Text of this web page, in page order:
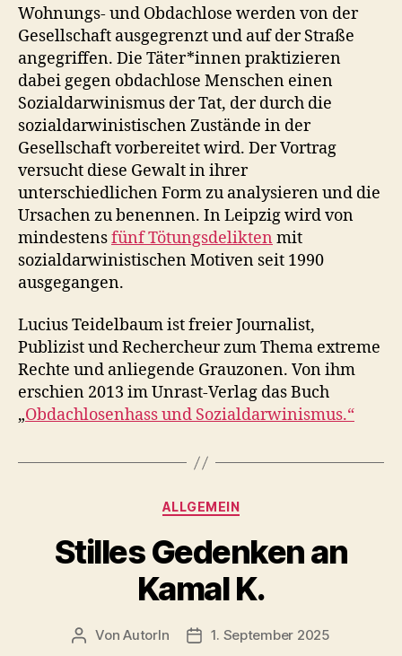
Wohnungs- und Obdachlose werden von der
Gesellschaft ausgegrenzt und auf der Straße
angegriffen. Die Täter*innen praktizieren
dabei gegen obdachlose Menschen einen
Sozialdarwinismus der Tat, der durch die
sozialdarwinistischen Zustände in der
Gesellschaft vorbereitet wird. Der Vortrag
versucht diese Gewalt in ihrer
unterschiedlichen Form zu analysieren und die
Ursachen zu benennen. In Leipzig wird von
mindestensfünf Tötungsdelikten mit
sozialdarwinistischen Motiven seit 1990
ausgegangen.
Lucius Teidelbaum ist freier Journalist,
Publizist und Rechercheur zum Thema extreme
Rechte und anliegende Grauzonen. Von ihm
erschien 2013 im Unrast-Verlag das Buch
„Obdachlosenhass und Sozialdarwinismus.“
Kategorien
ALLGEMEIN
Stilles Gedenken an
Kamal K.
Beitragsautor
VonAutorIn Veröffentlichungsdatum
1. September 2025